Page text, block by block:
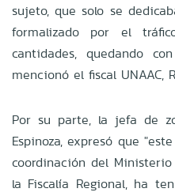
sujeto, que solo se
formalizado por el
cantidades, quedando
mencionó el fiscal UNAAC,
Por su parte, la jefa de
Espinoza, expresó que
coordinación del
la Fiscalía Regional, ha